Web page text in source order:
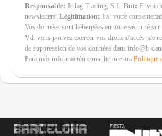
Responsable: Jetlag Trading, S.L.But: Envoi
newsletters.Légitimation: Par votre
Vos données sont hébergées en toute sécurité
Vd. vous pouvez exercer vos droits d'accès, de
de suppression de vos données dans info@b-
Para más información consulte nuestraPolitique